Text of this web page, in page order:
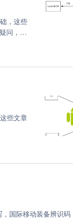
，这些
问，你
些文章
国际移动装备辨识码